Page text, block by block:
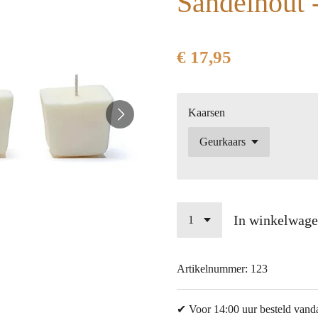
€ 17,95
Kaarsen
In
Artikelnummer: 123
✔ Voor 14:00 uur besteld